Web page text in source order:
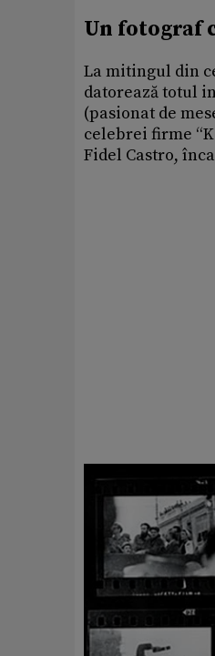
Un fotograf
La mitingul din
datorează totul
(pasionat de
celebrei firme
Fidel Castro,